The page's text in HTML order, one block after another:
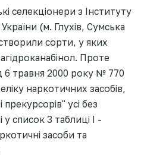
селекціонери з Інституту
(м. Глухів, Сумська
сорти, у яких
Проте
6 травня 2000 року № 770
наркотичних засобів,
усі без
у список 3 таблиці I -
засоби та